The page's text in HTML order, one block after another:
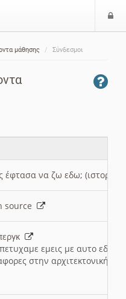
μάθησης Σύνδεσμοι
να ζω εδω; (ιστορια)
source
εμεις με αυτο εδω
στην αρχιτεκτονική